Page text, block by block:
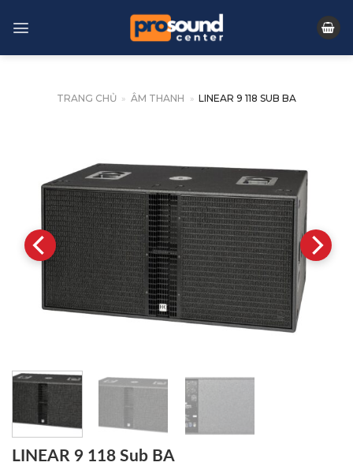
TRANG CHỦ » ÂM THANH » LINEAR 9 118 SUB BA
LINEAR 9 118 Sub BA